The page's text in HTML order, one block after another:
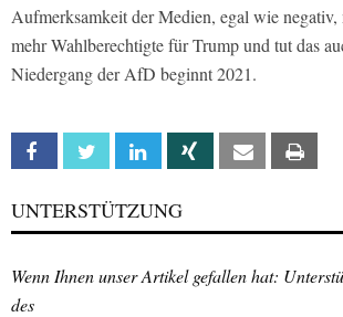
Aufmerksamkeit der Medien, egal wie
mehr Wahlberechtigte für Trump und tut das
Niedergang der AfD beginnt 2021.
Facebook Twitter Linkedin Xing Email
UNTERSTÜTZUNG
Wenn Ihnen unser Artikel gefallen hat:
des